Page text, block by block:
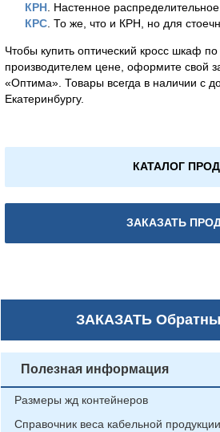
КРН. Настенное распределительное
КРС. То же, что и КРН, но для
Чтобы купить оптический кросс шкаф
производителем цене, оформите свой
«Оптима». Товары всегда в наличии с
Екатеринбургу.
КАТАЛОГ
ЗАКАЗАТЬ
ЗАКАЗАТЬ
Полезная информация
Размеры жд контейнеров
Справочник веса кабельной продукции